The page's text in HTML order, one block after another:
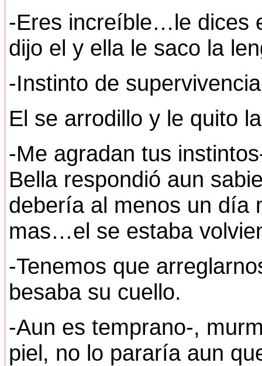
-Eres increíble…le dices
dijo el y ella le saco la
-Instinto de
El se arrodillo y le quito
-Me agradan tus
Bella respondió aun
debería al menos un día
mas…el se estaba
-Tenemos que
besaba su cuello.
-Aun es temprano-,
piel, no lo pararía aun